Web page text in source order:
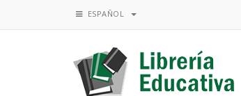
ESPAÑOL